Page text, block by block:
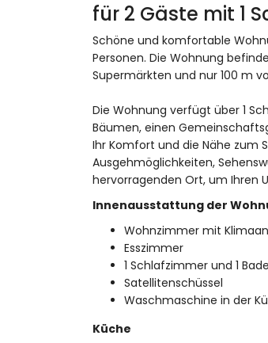
für 2 Gäste mit 1
Schöne und komfortable
Personen. Die Wohnung
Supermärkten und nur 100 m
Die Wohnung verfügt über 1
Bäumen, einen
Ihr Komfort und die Nähe zum
Ausgehmöglichkeiten,
hervorragenden Ort, um Ihren
Innenausstattung der
Wohnzimmer mit
Esszimmer
1 Schlafzimmer und 1
Satellitenschüssel
Waschmaschine in der
Küche